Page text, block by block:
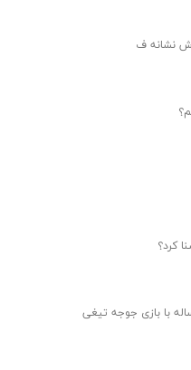
نشانه ف
با بازی جوجه تیغی